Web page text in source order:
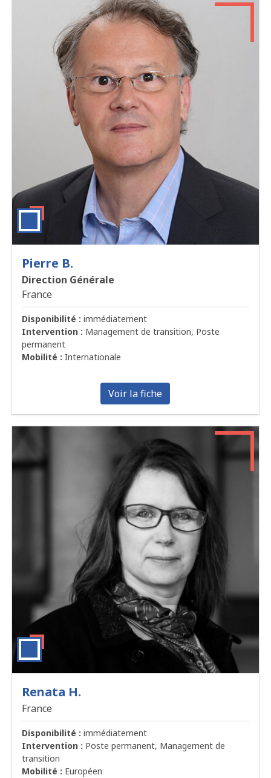
Pierre B.
Direction Générale
France
Disponibilité :immédiatement
Intervention : Management de transition, Poste
permanent
Mobilité :Internationale
Voir la fiche
Renata H.
France
Disponibilité :immédiatement
Intervention : Poste permanent, Management de
transition
Mobilité : Européen